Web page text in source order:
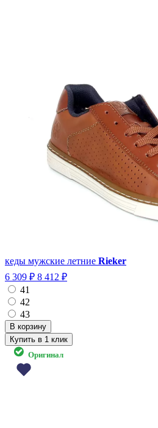
кеды мужские летние Rieker
6 309 ₽ 8 412 ₽
41
42
43
Купить в 1 клик
Оригинал